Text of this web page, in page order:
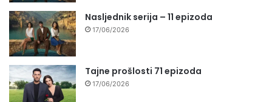
Nasljednik serija – 11 epizoda
17/06/2026
Tajne prošlosti 71 epizoda
17/06/2026